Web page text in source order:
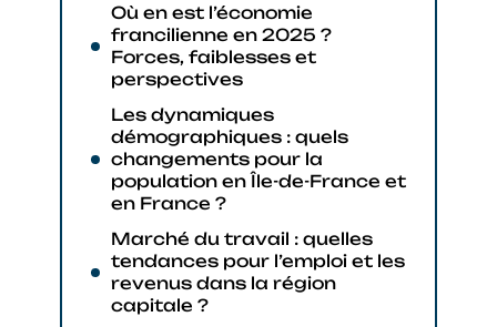
Où en est l’économie
francilienne en 2025 ?
Forces, faiblesses et
perspectives
Les dynamiques
démographiques : quels
changements pour la
population en Île-de-France et
en France ?
Marché du travail : quelles
tendances pour l’emploi et les
revenus dans la région
capitale ?